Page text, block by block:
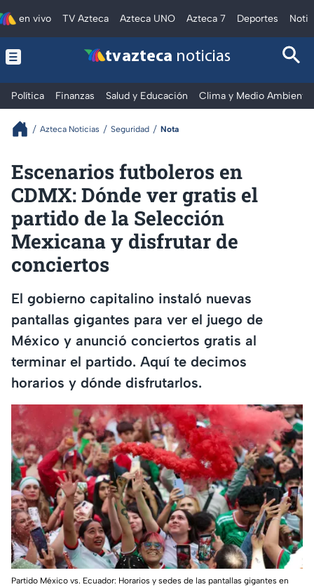
en vivo TV Azteca Azteca UNO Azteca 7 Deportes
tv azteca noticias
Política Finanzas Salud y Educación Clima y Medio Ambiente
Azteca Noticias Seguridad Nota
Escenarios futboleros en
CDMX: Dónde ver gratis el
partido de la Selección
Mexicana y disfrutar de
conciertos
El gobierno capitalino instaló nuevas
pantallas gigantes para ver el juego de
México y anunció conciertos gratis al
terminar el partido. Aquí te decimos
horarios y dónde disfrutarlos.
Partido México vs. Ecuador: Horarios y sedes de las pantallas gigantes en